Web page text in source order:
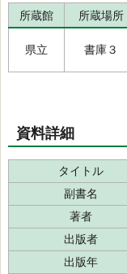
所蔵館 所蔵場所
県立 書庫３
資料詳細
タイトル
副書名
著者
出版者
出版年